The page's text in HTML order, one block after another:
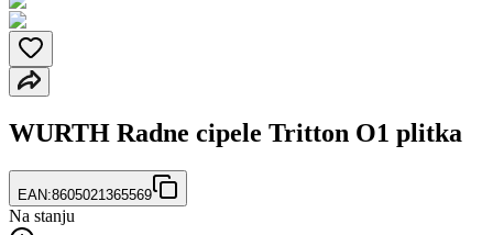
WURTH Radne cipele Tritton O1 plitka
EAN:8605021365569
Na stanju